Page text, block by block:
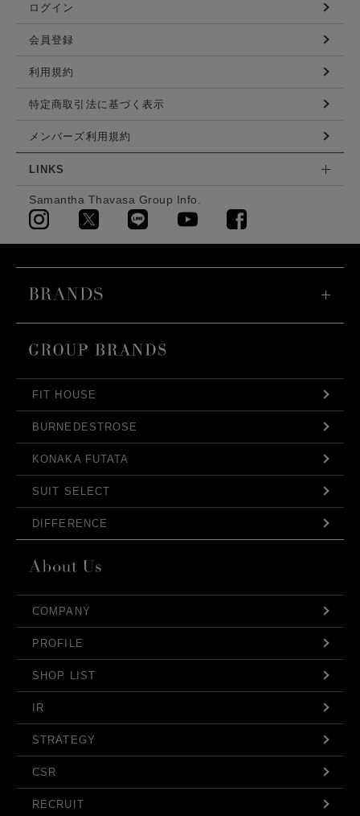
ログイン
会員登録
利用規約
特定商取引法に基づく表示
メンバーズ利用規約
LINKS
Samantha Thavasa Group Info.
FIT HOUSE
BURNEDESTROSE
KONAKA FUTATA
SUIT SELECT
DIFFERENCE
COMPANY
PROFILE
SHOP LIST
IR
STRATEGY
CSR
RECRUIT